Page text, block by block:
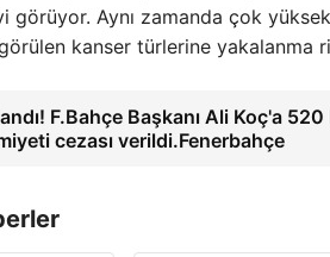
görüyor. Aynı zamanda çok
kanser türlerine yakalanma
F.Bahçe Başkanı Ali Koç'a
cezası verildi.Fenerbahçe